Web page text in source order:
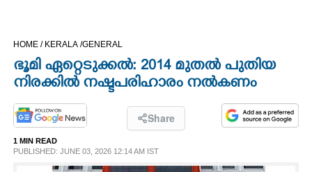
CINEMA
OPINION
PHOTOS
LIFESTYLE
HOME / KERALA /GENERAL
ഭൂമി ഏറ്റെടുക്കൽ: 2014 മുതൽ പുതിയ
നിരക്കിൽ നഷ്ടപരിഹാരം നൽകണം
Share
1 MIN READ
PUBLISHED: JUNE 03, 2026 12:14 AM IST